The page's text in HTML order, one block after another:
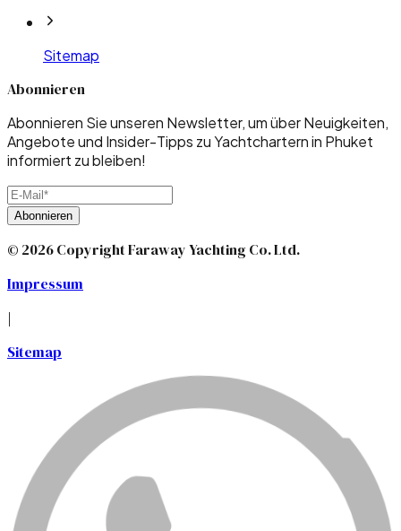
Sitemap
Abonnieren
Abonnieren Sie unseren Newsletter, um über Neuigkeiten,
Angebote und Insider-Tipps zu Yachtchartern in Phuket
informiert zu bleiben!
Abonnieren
© 2026 Copyright Faraway Yachting Co. Ltd.
Impressum
|
Sitemap